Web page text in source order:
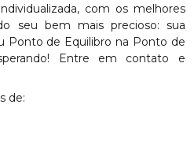
com os melhores
seu bem mais precioso: sua
Ponto de Equilibro na Ponto de
Entre em contato e
de: